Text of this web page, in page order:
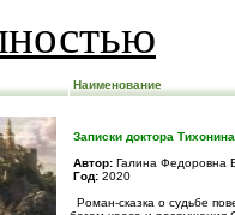
Наименование
Записки доктора Тихонина
Автор: Галина Федоровна
Год: 2020
Роман-сказка о судьбе